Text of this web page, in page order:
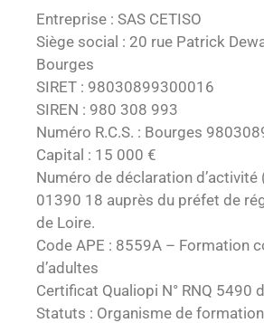
Entreprise : SAS CETISO
Siège social : 20 rue Patrick
Bourges
SIRET : 98030899300016
SIREN : 980 308 993
Numéro R.C.S. : Bourges
Capital : 15 000 €
Numéro de déclaration d’activité
01390 18 auprès du préfet de
de Loire.
Code APE : 8559A – Formation
d’adultes
Certificat Qualiopi N° RNQ 5490
Statuts : Organisme de formation